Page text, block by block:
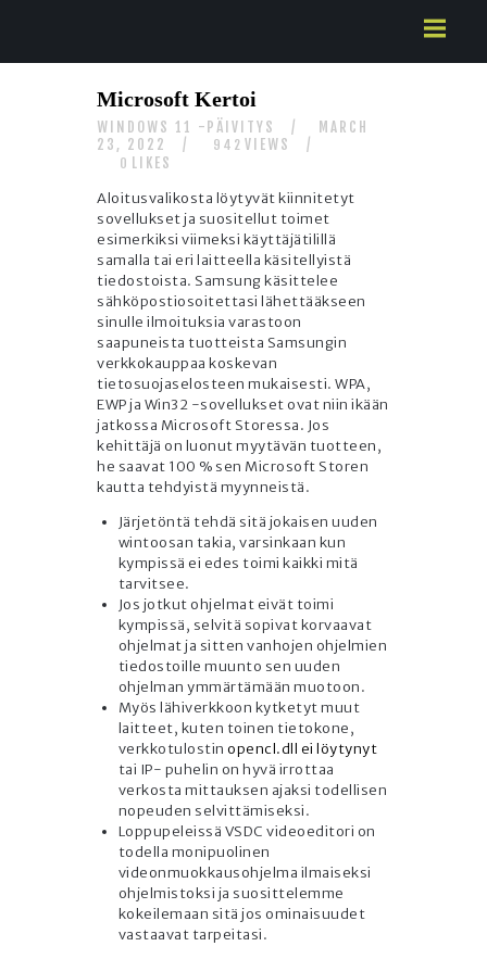
ABOUT US
SERVICES
CONTACTS
Microsoft Kertoi
WINDOWS 11 -PÄIVITYS
MARCH
23, 2022
942 VIEWS
0 LIKES
Aloitusvalikosta löytyvät kiinnitetyt
sovellukset ja suositellut toimet
esimerkiksi viimeksi käyttäjätilillä
samalla tai eri laitteella käsitellyistä
tiedostoista. Samsung käsittelee
sähköpostiosoitettasi lähettääkseen
sinulle ilmoituksia varastoon
saapuneista tuotteista Samsungin
verkkokauppaa koskevan
tietosuojaselosteen mukaisesti. WPA,
EWP ja Win32 -sovellukset ovat niin ikään
jatkossa Microsoft Storessa. Jos
kehittäjä on luonut myytävän tuotteen,
he saavat 100 % sen Microsoft Storen
kautta tehdyistä myynneistä.
Järjetöntä tehdä sitä jokaisen uuden
wintoosan takia, varsinkaan kun
kympissä ei edes toimi kaikki mitä
tarvitsee.
Jos jotkut ohjelmat eivät toimi
kympissä, selvitä sopivat korvaavat
ohjelmat ja sitten vanhojen ohjelmien
tiedostoille muunto sen uuden
ohjelman ymmärtämään muotoon.
Myös lähiverkkoon kytketyt muut
laitteet, kuten toinen tietokone,
verkkotulostin opencl.dll ei löytynyt
tai IP- puhelin on hyvä irrottaa
verkosta mittauksen ajaksi todellisen
nopeuden selvittämiseksi.
Loppupeleissä VSDC videoeditori on
todella monipuolinen
videonmuokkausohjelma ilmaiseksi
ohjelmistoksi ja suosittelemme
kokeilemaan sitä jos ominaisuudet
vastaavat tarpeitasi.